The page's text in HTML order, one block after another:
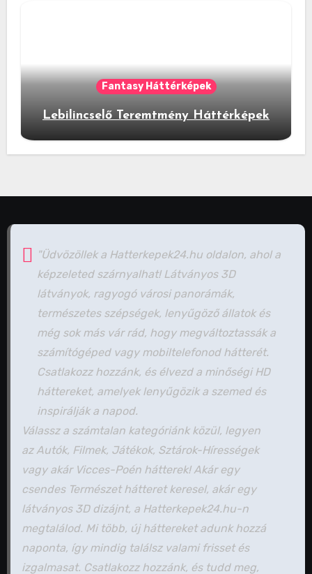
Fantasy Háttérképek
Lebilincselő Teremtmény Háttérképek
"Üdvözöllek a Hatterkepek24.hu oldalon, ahol a
képzeleted szárnyalhat! Látványos 3D
látványok, ragyogó városi panorámák,
természetes szépségek, lenyűgöző állatok és
még sok más vár rád, hogy megváltoztassák a
számítógéped vagy mobiltelefonod hátterét.
Csatlakozz hozzánk, és élvezd a minőségi HD
háttereket, amelyek lenyűgözik a szemed és
inspirálják a napod.
Válassz a számtalan kategóriánk közül, legyen
az Autók, Filmek, Játékok, Sztárok-Hírességek
vagy akár Vicces-Poén hátterek! Akár egy
csendes Természet hátteret keresel, akár egy
látványos 3D dizájnt, a Hatterkepek24.hu-n
megtalálod. Mi több, új háttereket adunk hozzá
naponta, így mindig találsz valami frisset és
izgalmasat. Csatlakozz hozzánk, és tudd meg,